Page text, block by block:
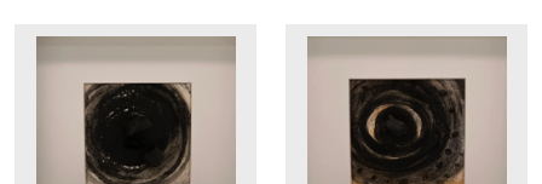
DETAILS DETAILS